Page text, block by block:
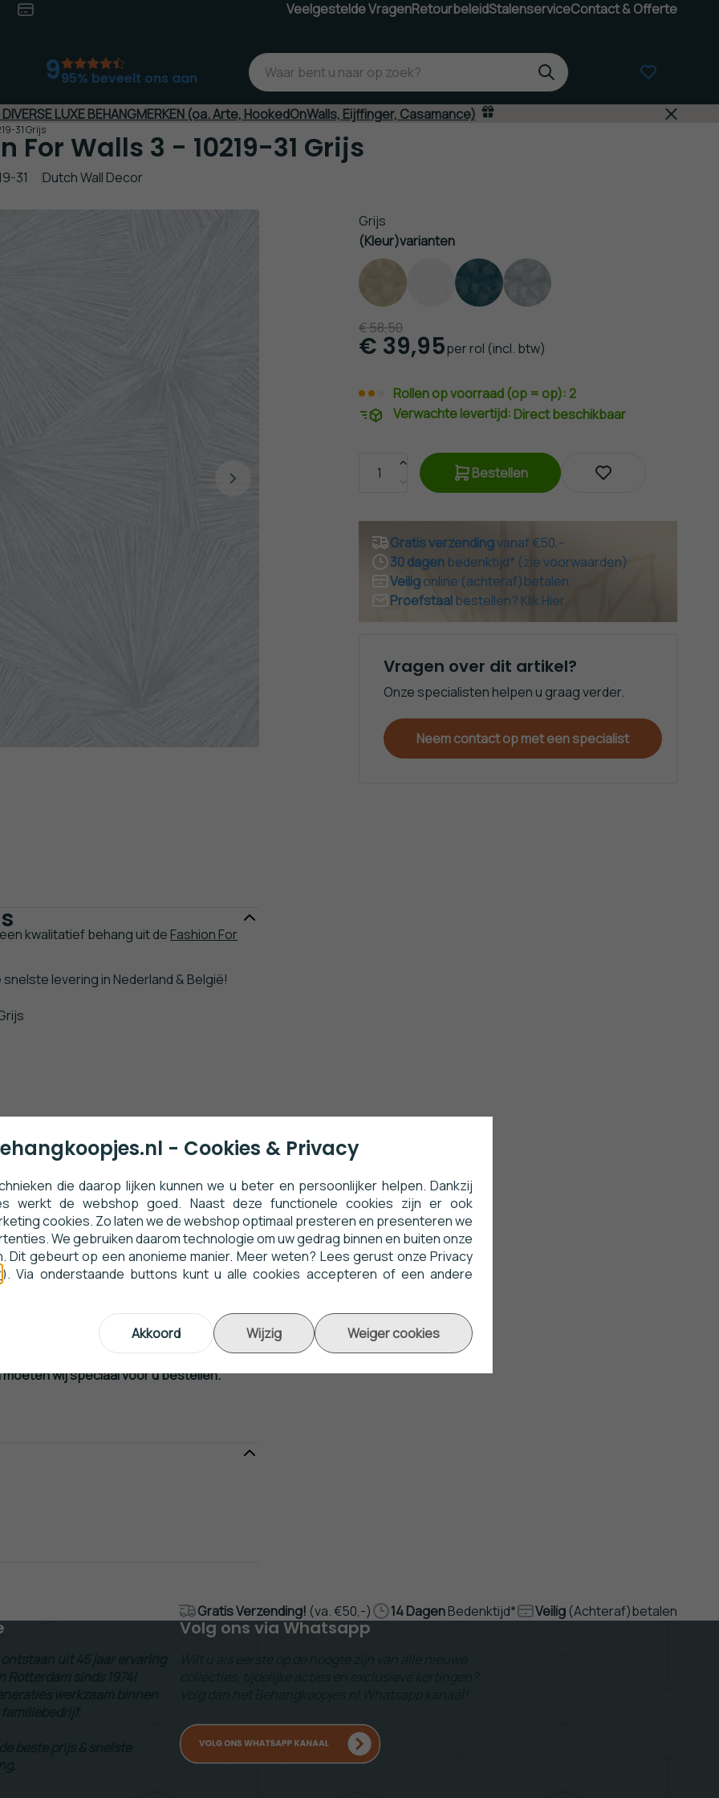
Veelgestelde VragenRetourbeleidStalenserviceContact & Offerte
995% beveelt ons aan
DIVERSE LUXE BEHANGMERKEN (oa. Arte, HookedOnWalls, Eijffinger, Casamance)
31 Grijs Walls 3 - 10219-31 Grijs
31 Dutch Wall Decor
Grijs
(Kleur)varianten
€58,50
€39,95per rol (incl. btw)
Rollen op voorraad (op = op): 2
Verwachte levertijd: Direct beschikbaar
Bestellen
Gratis verzendingvanaf €50,-
30 dagen bedenktijd* (zie voorwaarden)
Veiligonline (achteraf)betalen
Proefstaal bestellen? Klik Hier.
Vragen over dit artikel?
Onze specialisten helpen u graag verder.
Neem contact op met een specialist
kwalitatief behang uit de Fashion For
levering in Nederland & België!
behang. Het is erg eenvoudig om te
en het behang er dan droog tegenaan
doorschijnen, bekijkt u daarom uw
egaal wit met goedkope latex.
wij speciaal voor u bestellen.
Gratis Verzending! (va. €50,-) 14 DagenBedenktijd* Veilig (Achteraf)betalen
Volg ons via Whatsapp
- Cookies & Privacy
die daarop lijken kunnen we u beter en persoonlijker helpen. Dankzij
werkt de webshop goed. Naast deze functionele cookies zijn er ook
cookies. Zo laten we de webshop optimaal presteren en presenteren we
We gebruiken daarom technologie om uw gedrag binnen en buiten onze
Dit gebeurt op een anonieme manier. Meer weten? Lees gerust onze Privacy
). Via onderstaande buttons kunt u alle cookies accepteren of een andere
Akkoord Wijzig Weiger cookies